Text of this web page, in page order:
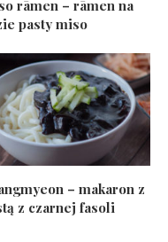
rāmen – rāmen na
pasty miso
– makaron z
z czarnej fasoli